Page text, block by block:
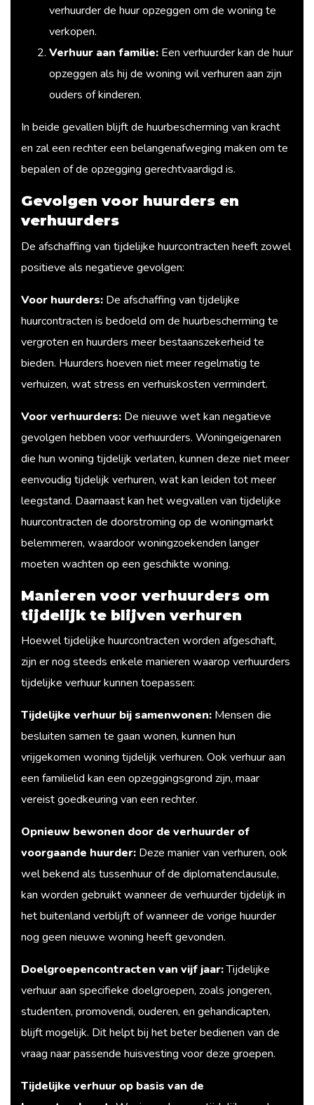
verhuurder de huur opzeggen om de woning te
verkopen.
Verhuur aan familie: Een verhuurder kan de huur
opzeggen als hij de woning wil verhuren aan zijn
ouders of kinderen.
In beide gevallen blijft de huurbescherming van kracht
en zal een rechter een belangenafweging maken om te
bepalen of de opzegging gerechtvaardigd is.
Gevolgen voor huurders en
verhuurders
De afschaffing van tijdelijke huurcontracten heeft zowel
positieve als negatieve gevolgen:
Voor huurders: De afschaffing van tijdelijke
huurcontracten is bedoeld om de huurbescherming te
vergroten en huurders meer bestaanszekerheid te
bieden. Huurders hoeven niet meer regelmatig te
verhuizen, wat stress en verhuiskosten vermindert.
Voor verhuurders: De nieuwe wet kan negatieve
gevolgen hebben voor verhuurders. Woningeigenaren
die hun woning tijdelijk verlaten, kunnen deze niet meer
eenvoudig tijdelijk verhuren, wat kan leiden tot meer
leegstand. Daarnaast kan het wegvallen van tijdelijke
huurcontracten de doorstroming op de woningmarkt
belemmeren, waardoor woningzoekenden langer
moeten wachten op een geschikte woning.
Manieren voor verhuurders om
tijdelijk te blijven verhuren
Hoewel tijdelijke huurcontracten worden afgeschaft,
zijn er nog steeds enkele manieren waarop verhuurders
tijdelijke verhuur kunnen toepassen:
Tijdelijke verhuur bij samenwonen: Mensen die
besluiten samen te gaan wonen, kunnen hun
vrijgekomen woning tijdelijk verhuren. Ook verhuur aan
een familielid kan een opzeggingsgrond zijn, maar
vereist goedkeuring van een rechter.
Opnieuw bewonen door de verhuurder of
voorgaande huurder: Deze manier van verhuren, ook
wel bekend als tussenhuur of de diplomatenclausule,
kan worden gebruikt wanneer de verhuurder tijdelijk in
het buitenland verblijft of wanneer de vorige huurder
nog geen nieuwe woning heeft gevonden.
Doelgroepencontracten van vijf jaar:Tijdelijke
verhuur aan specifieke doelgroepen, zoals jongeren,
studenten, promovendi, ouderen, en gehandicapten,
blijft mogelijk. Dit helpt bij het beter bedienen van de
vraag naar passende huisvesting voor deze groepen.
Tijdelijke verhuur op basis van de